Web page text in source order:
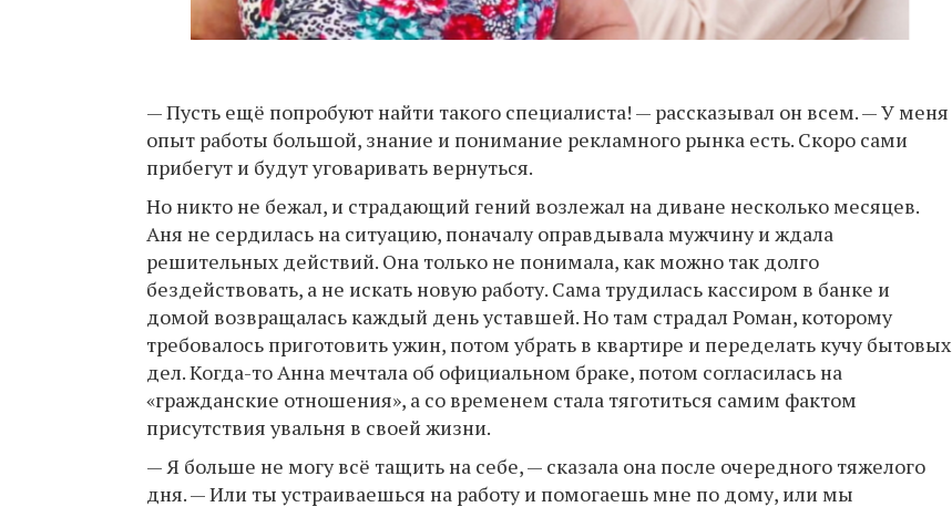
— Пусть ещё попробуют найти такого специалиста! — рассказывал он всем. — У меня
опыт работы большой, знание и понимание рекламного рынка есть. Скоро сами
прибегут и будут уговаривать вернуться.
Но никто не бежал, и страдающий гений возлежал на диване несколько месяцев.
Аня не сердилась на ситуацию, поначалу оправдывала мужчину и ждала
решительных действий. Она только не понимала, как можно так долго
бездействовать, а не искать новую работу. Сама трудилась кассиром в банке и
домой возвращалась каждый день уставшей. Но там страдал Роман, которому
требовалось приготовить ужин, потом убрать в квартире и переделать кучу бытовых
дел. Когда-то Анна мечтала об официальном браке, потом согласилась на
«гражданские отношения», а со временем стала тяготиться самим фактом
присутствия увальня в своей жизни.
— Я больше не могу всё тащить на себе, — сказала она после очередного тяжелого
дня. — Или ты устраиваешься на работу и помогаешь мне по дому, или мы